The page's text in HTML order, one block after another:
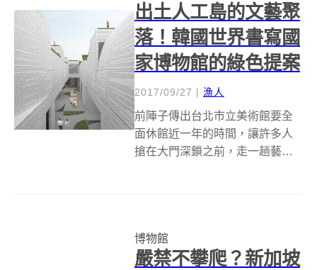
出土人工島的文藝聚
落！韓國世界書寫國
家博物館的綠色提案
2017/09/27 | 漁人
前陣子傳出台北市立美術館要全
面休館近一年的時間，讓許多人
搶在大門深鎖之前，走一趟藝術
才能夠欣賞各式各樣的展覽，但
韓國這件博物館建...
博物館
嚴禁不攀爬？新加坡